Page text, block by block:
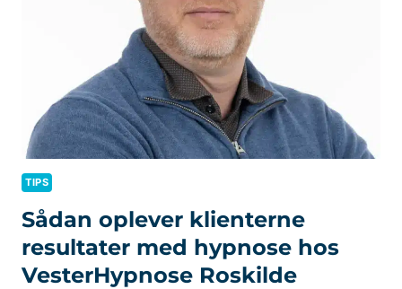
TIPS
Sådan oplever klienterne
resultater med hypnose hos
VesterHypnose Roskilde